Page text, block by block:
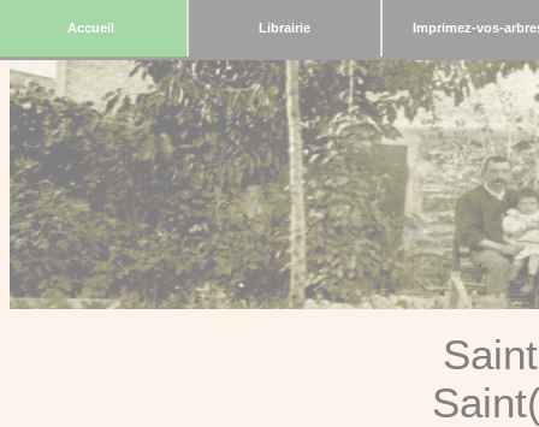
Accueil Librairie Imprimez-vos-